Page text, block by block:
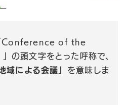
Conference of the
の頭文字をとった呼称で、
域による会議」 を意味しま